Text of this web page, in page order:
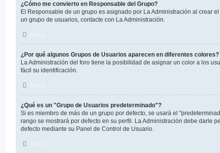
¿Cómo me convierto en Responsable del Grupo?
El Responsable de un grupo es asignado por La Administración al crear
un grupo de usuarios, contacte con La Administración.
¿Por qué algunos Grupos de Usuarios aparecen en diferentes colores?
La Administración del foro tiene la posibilidad de asignar un color a los
fácil su identificación.
¿Qué es un "Grupo de Usuarios predeterminado"?
Si es miembro de más de un grupo por defecto, se usará el
rango se mostrará por defecto en su perfil. La Administración debe darle
defecto mediante su Panel de Control de Usuario.